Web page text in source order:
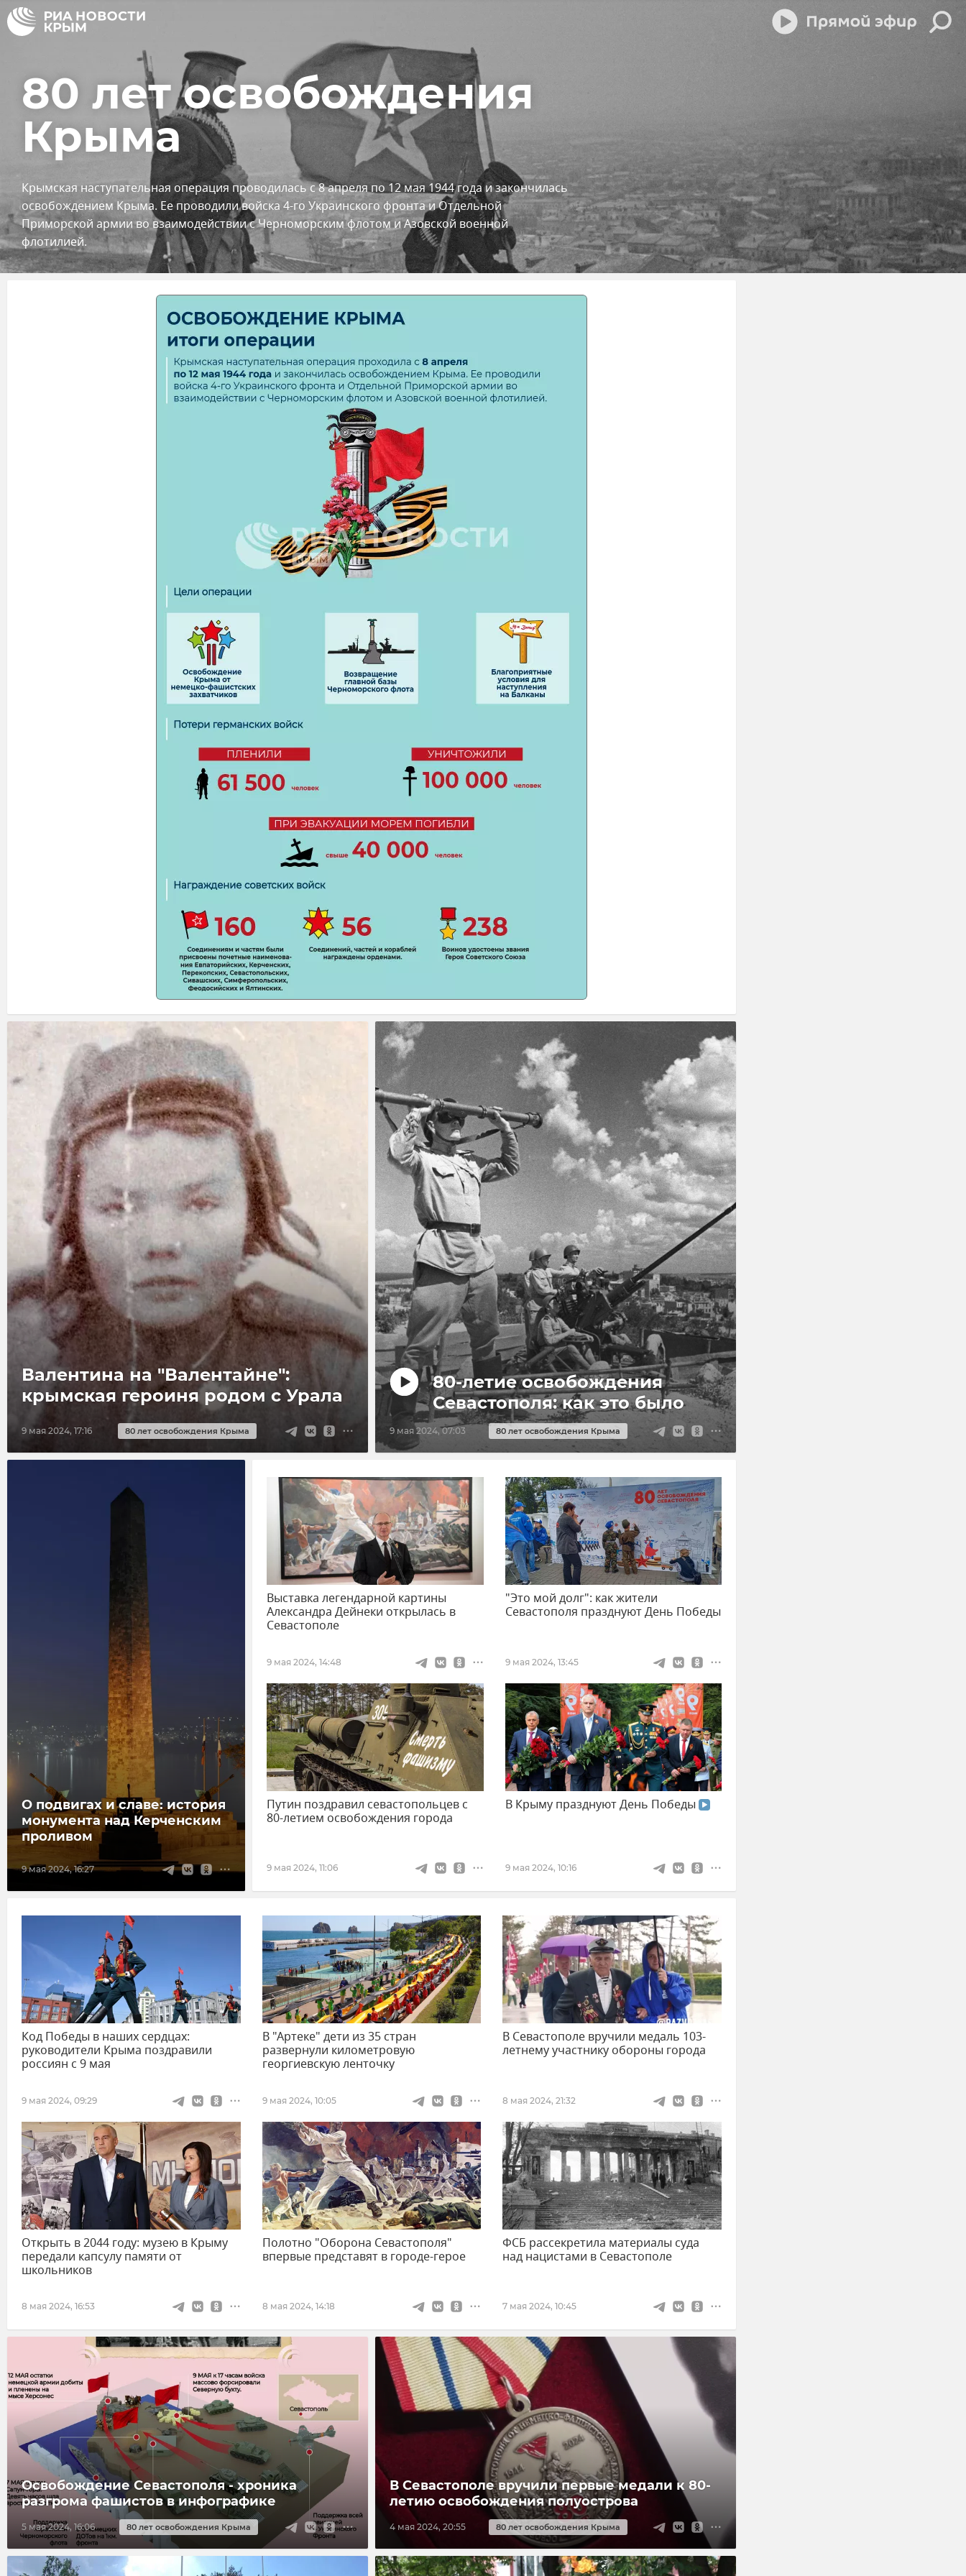
80 лет освобождения
Крыма
Крымская наступательная операция проводилась с 8 апреля по 12 мая 1944 года и закончилась
освобождением Крыма. Ее проводили войска 4-го Украинского фронта и Отдельной
Приморской армии во взаимодействии с Черноморским флотом и Азовской военной
флотилией.
9 мая 2024, 17:16 80 лет освобождения Крыма
Валентина на "Валентайне":
крымская героиня родом с Урала
9 мая 2024, 07:03 80 лет освобождения Крыма
80-летие освобождения
Севастополя: как это было
9 мая 2024, 16:27
О подвигах и славе: история
монумента над Керченским
проливом
9 мая 2024, 14:48
Выставка легендарной картины
Александра Дейнеки открылась в
Севастополе
9 мая 2024, 13:45
"Это мой долг": как жители
Севастополя празднуют День Победы
9 мая 2024, 11:06
Путин поздравил севастопольцев с
80-летием освобождения города
9 мая 2024, 10:16
В Крыму празднуют День Победы
9 мая 2024, 09:29
Код Победы в наших сердцах:
руководители Крыма поздравили
россиян с 9 мая
9 мая 2024, 10:05
В "Артеке" дети из 35 стран
развернули километровую
георгиевскую ленточку
8 мая 2024, 21:32
В Севастополе вручили медаль 103-
летнему участнику обороны города
8 мая 2024, 16:53
Открыть в 2044 году: музею в Крыму
передали капсулу памяти от
школьников
8 мая 2024, 14:18
Полотно "Оборона Севастополя"
впервые представят в городе-герое
7 мая 2024, 10:45
ФСБ рассекретила материалы суда
над нацистами в Севастополе
5 мая 2024, 16:06 80 лет освобождения Крыма
Освобождение Севастополя - хроника
разгрома фашистов в инфографике
4 мая 2024, 20:55 80 лет освобождения Крыма
В Севастополе вручили первые медали к 80-
летию освобождения полуострова